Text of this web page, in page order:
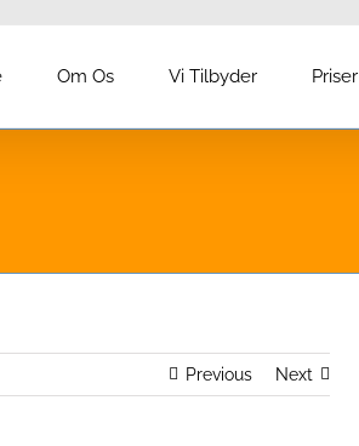
Om Os Vi Tilbyder Priser
Previous Next